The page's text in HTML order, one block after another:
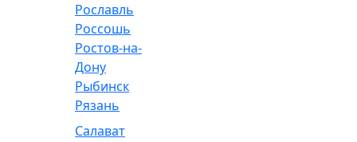
Рославль
Россошь
Ростов-на-
Дону
Рыбинск
Рязань
Салават